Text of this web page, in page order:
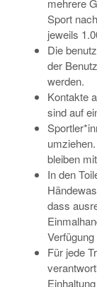
mehrere
Sport
jeweils
Die
der
werden.
Kontakte
sind auf
bleiben
In den
dass
Für jede